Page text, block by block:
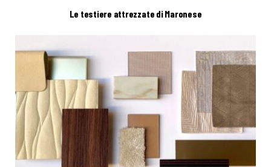
Le testiere attrezzate di Maronese